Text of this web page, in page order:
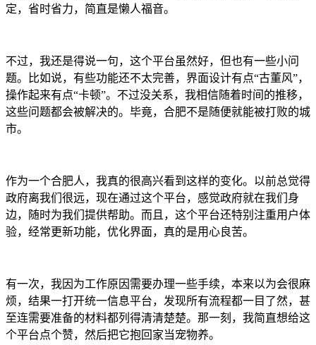
定，省时省力，简直是懒人福音。
不过，我还是得说一句，这个平台虽然好，但也有一些小问
题。比如说，有些功能还不太完善，界面设计有点“古董风”，
操作起来有点“卡顿”。不过没关系，我相信随着时间的推移，
这些问题都会被解决的。毕竟，合肥不是随便就能被打败的城
市。
作为一个合肥人，我真的很高兴看到这样的变化。以前总觉得
政府离我们很远，现在通过这个平台，感觉政府就在我们身
边，随时为我们提供帮助。而且，这个平台还特别注重用户体
验，经常更新功能，优化界面，真的是用心良苦。
有一次，我因为工作原因需要办理一些手续，本来以为会很麻
烦，结果一打开统一信息平台，发现所有流程都一目了然，甚
至连需要准备的材料都列得清清楚楚。那一刻，我简直想给这
个平台点个赞，然后把它抱回家当宠物养。